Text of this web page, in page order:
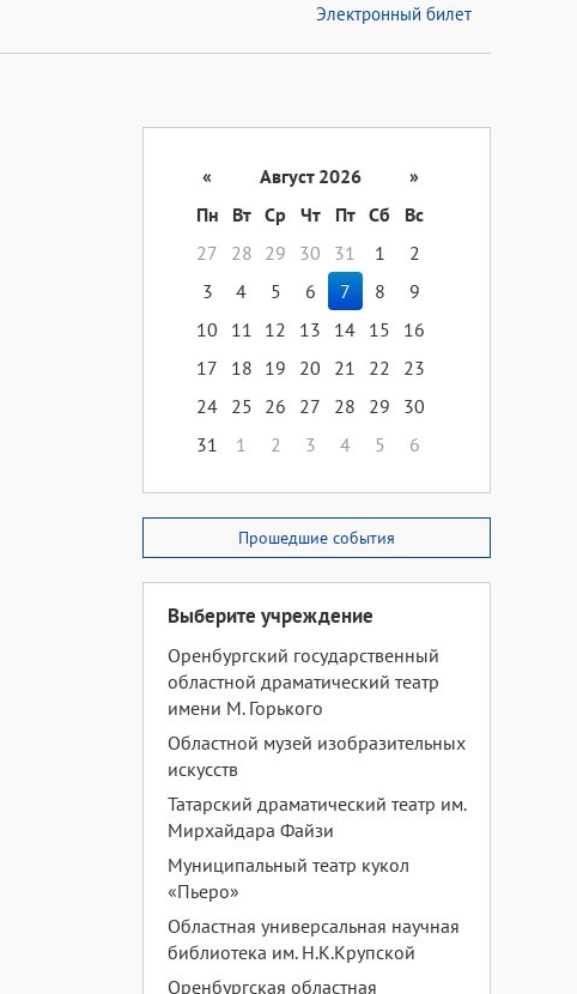
Электронный билет
« Август 2026
»
Пн
Вт Ср Чт Пт Сб
Вс
27
28 29 30 31 1
2
3
4 5 6 7 8
9
10
11 12 13 14 15
16
17
18 19 20 21 22
23
24 25 26 27 28 29
30
31
1 2 3 4 5 6
Прошедшие события
Выберите учреждение
Оренбургский государственный
областной драматический театр
имени М. Горького
Областной музей изобразительных
искусств
Татарский драматический театр им.
Мирхайдара Файзи
Муниципальный театр кукол
«Пьеро»
Областная универсальная научная
библиотека им. Н.К.Крупской
Оренбургская областная